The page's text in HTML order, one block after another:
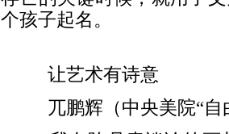
个孩子起名。
让艺术有诗意
兀鹏辉（中央美院“自